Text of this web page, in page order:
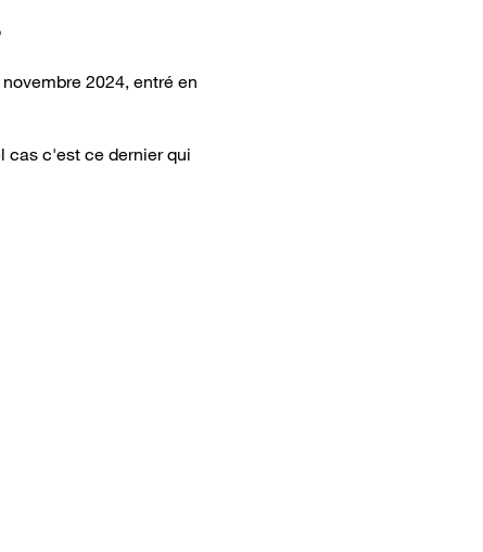
2024, entré en
cas c'est ce dernier qui